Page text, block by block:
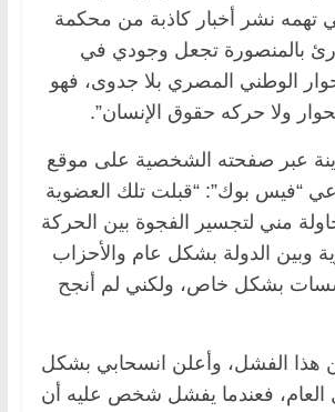
تهمه نشر أخبار كاذبة من محكمة
بالمنصورة تجعل وجودي في
الوطني المصري بلا جدوى، فهو
ولا حركه حقوق الإنسان”.
عبر صفحته الشخصية على موقع
“فيس بوك”: “قبلت تلك العضوية
مني لتجسير الفجوة بين الحركة
وبين الدولة بشكل عام والأحزاب
بشكل خاص، ولكني لم أنجح
هذا الفشل، وأعلن انسحابي بشكل
العام، فعندما يفشل شخص عليه أن